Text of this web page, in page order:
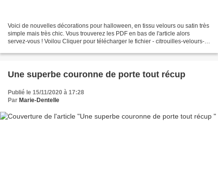
Voici de nouvelles décorations pour halloween, en tissu velours ou satin très
simple mais très chic. Vous trouverez les PDF en bas de l'article alors
servez-vous ! Voilou Cliquer pour télécharger le fichier - citrouilles-velours-
Une superbe couronne de porte tout récup
Publié le 15/11/2020 à 17:28
Par Marie-Dentelle